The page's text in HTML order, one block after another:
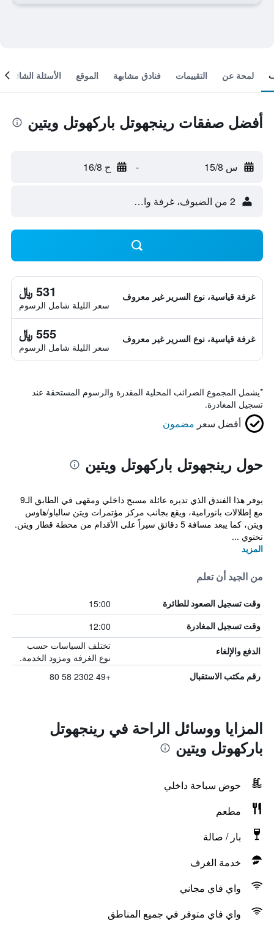
لمحة عن التقييمات فنادق مشابهة الموقع الأسئلة الشائعة
أفضل صفقات رينجهوتل باركهوتل ويتين
س 15/8 - ح 16/8
2 من الضيوف، غرفة واحدة
غرفة قياسية، نوع السرير غير معروف 531 ﷼
سعر الليلة شامل الرسوم
غرفة قياسية، نوع السرير غير معروف 555 ﷼
سعر الليلة شامل الرسوم
*يشمل المجموع الضرائب المحلية المقدرة والرسوم المستحقة عند
تسجيل المغادرة.
أفضل سعر مضمون
حول رينجهوتل باركهوتل ويتين
يوفر هذا الفندق الذي تديره عائلة مسبح داخلي ومقهى في الطابق الـ9
مع إطلالات بانورامية، ويقع بجانب مركز مؤتمرات ويتن سالباو/هاوس
ويتن، كما يبعد مسافة 5 دقائق سيراً على الأقدام من محطة قطار ويتن.
تحتوي ...
المزيد
من الجيد أن تعلم
وقت تسجيل الصعود للطائرة 15:00
وقت تسجيل المغادرة 12:00
الدفع والإلغاء
تختلف السياسات حسب
نوع الغرفة ومزود الخدمة.
رقم مكتب الاستقبال +49 2302 58 80
المزايا ووسائل الراحة في رينجهوتل
باركهوتل ويتين
حوض سباحة داخلي
مطعم
بار / صالة
خدمة الغرف
واي فاي مجاني
واي فاي متوفر في جميع المناطق